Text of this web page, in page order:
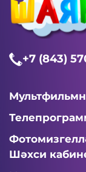
+7 (843)
Шәхси